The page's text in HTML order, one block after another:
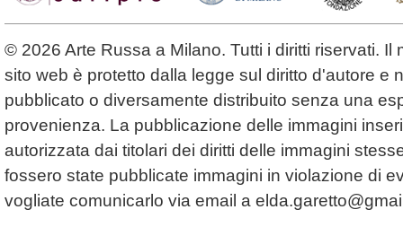
© 2026 Arte Russa a Milano. Tutti i diritti riservati. Il
sito web è protetto dalla legge sul diritto d'autore e
pubblicato o diversamente distribuito senza una
provenienza. La pubblicazione delle immagini
autorizzata dai titolari dei diritti delle immagini
fossero state pubblicate immagini in violazione di
vogliate comunicarlo via email a